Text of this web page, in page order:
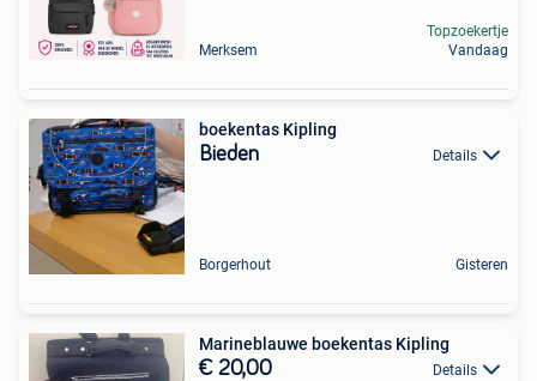
Merksem
Topzoekertje
Vandaag
boekentas Kipling
Bieden Details
Borgerhout Gisteren
Marineblauwe boekentas Kipling
€ 20,00 Details